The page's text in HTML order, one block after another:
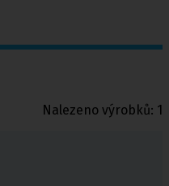
Nalezeno výrobků: 1